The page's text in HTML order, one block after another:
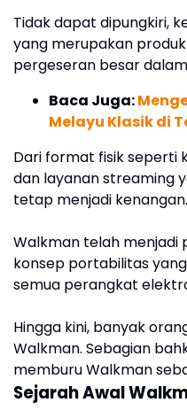
Tidak dapat dipungkiri,
yang merupakan
pergeseran besar
Baca Juga:
Melayu Klasik di
Dari format fisik seperti
dan layanan streaming
tetap menjadi kenangan.
Walkman telah menjadi
konsep portabilitas
semua perangkat
Hingga kini, banyak
Walkman. Sebagian
memburu Walkman
Sejarah Awal